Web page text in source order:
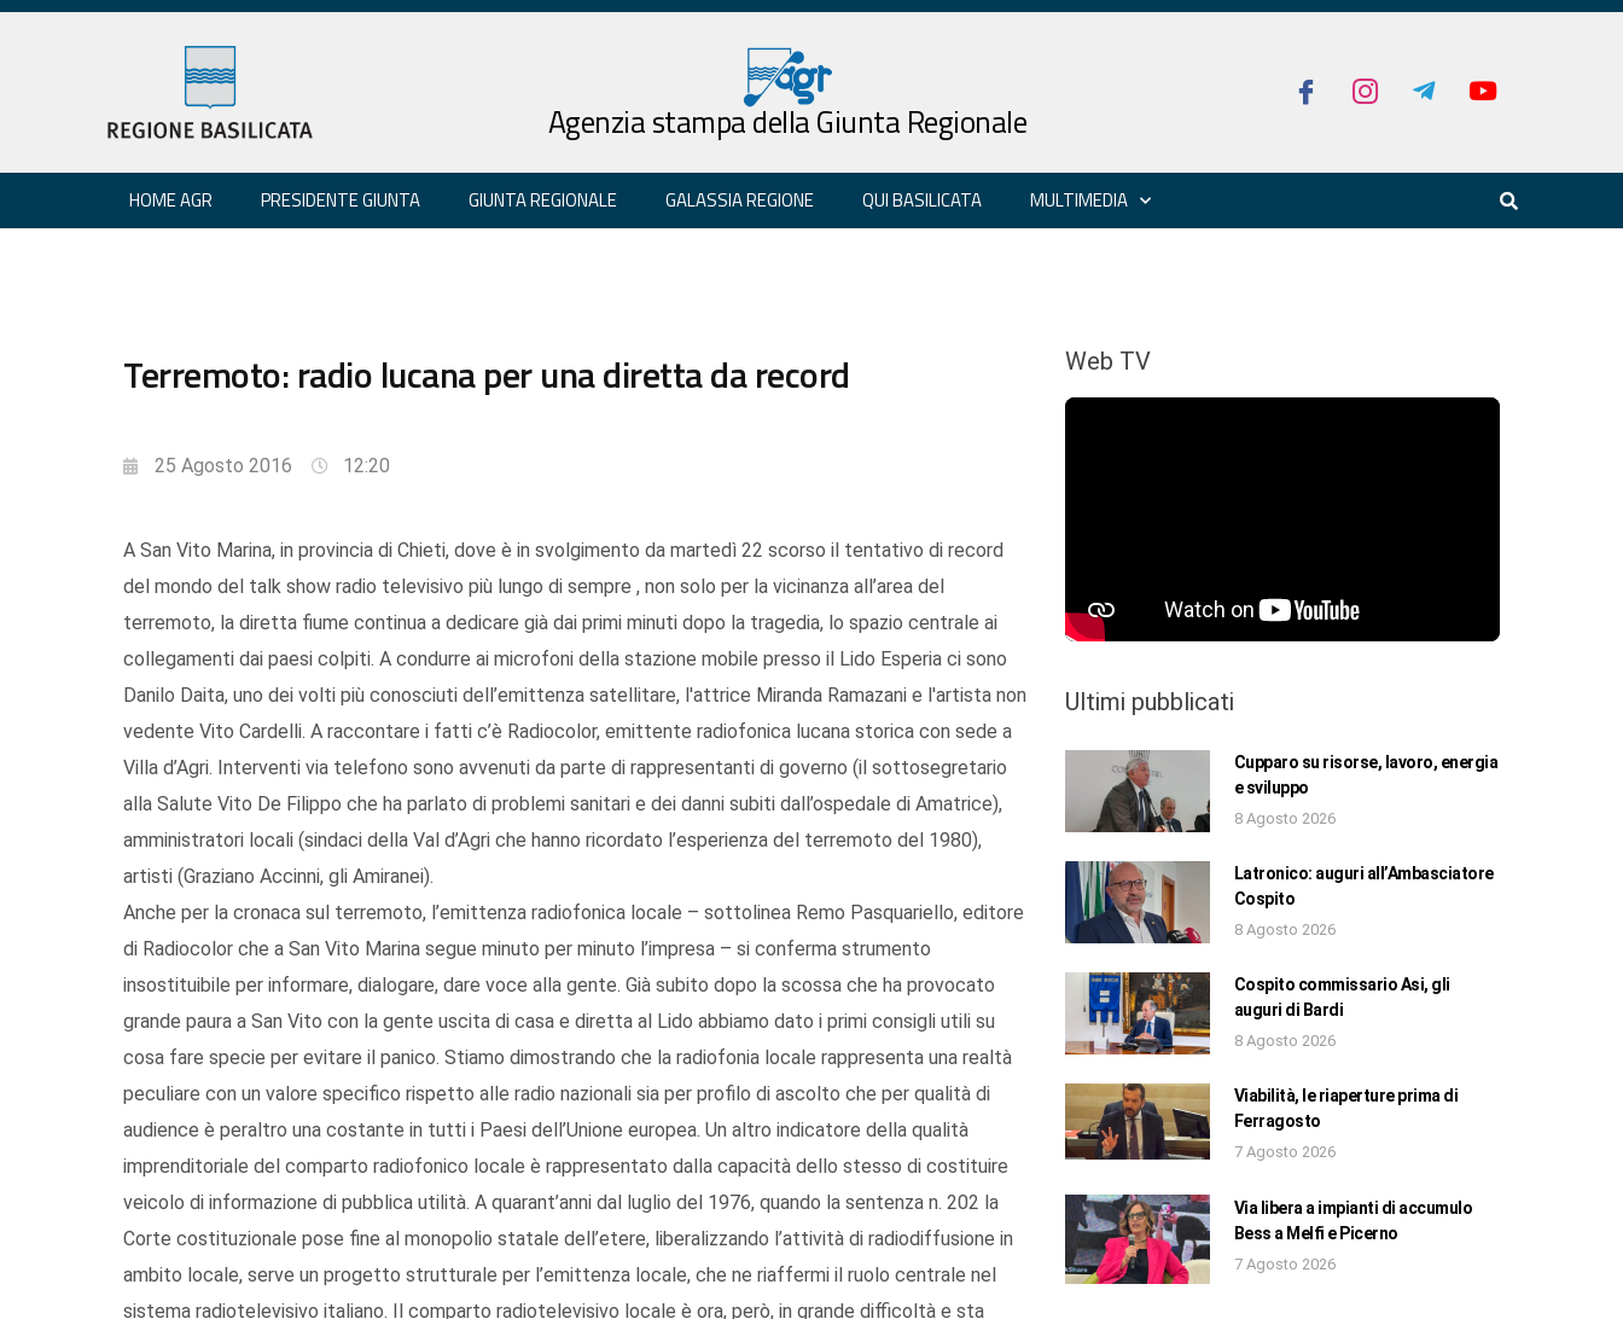
Agenzia stampa della Giunta Regionale
HOME AGR PRESIDENTE GIUNTA GIUNTA REGIONALE GALASSIA REGIONE QUI BASILICATA MULTIMEDIA
Terremoto: radio lucana per una diretta da record
25 Agosto 2016 12:20
A San Vito Marina, in provincia di Chieti, dove è in svolgimento da martedì 22 scorso il tentativo di record
del mondo del talk show radio televisivo più lungo di sempre , non solo per la vicinanza all’area del
terremoto, la diretta fiume continua a dedicare già dai primi minuti dopo la tragedia, lo spazio centrale ai
collegamenti dai paesi colpiti. A condurre ai microfoni della stazione mobile presso il Lido Esperia ci sono
Danilo Daita, uno dei volti più conosciuti dell’emittenza satellitare, l'attrice Miranda Ramazani e l'artista non
vedente Vito Cardelli. A raccontare i fatti c’è Radiocolor, emittente radiofonica lucana storica con sede a
Villa d’Agri. Interventi via telefono sono avvenuti da parte di rappresentanti di governo (il sottosegretario
alla Salute Vito De Filippo che ha parlato di problemi sanitari e dei danni subiti dall’ospedale di Amatrice),
amministratori locali (sindaci della Val d’Agri che hanno ricordato l’esperienza del terremoto del 1980),
artisti (Graziano Accinni, gli Amiranei).
Anche per la cronaca sul terremoto, l’emittenza radiofonica locale – sottolinea Remo Pasquariello, editore
di Radiocolor che a San Vito Marina segue minuto per minuto l’impresa – si conferma strumento
insostituibile per informare, dialogare, dare voce alla gente. Già subito dopo la scossa che ha provocato
grande paura a San Vito con la gente uscita di casa e diretta al Lido abbiamo dato i primi consigli utili su
cosa fare specie per evitare il panico. Stiamo dimostrando che la radiofonia locale rappresenta una realtà
peculiare con un valore specifico rispetto alle radio nazionali sia per profilo di ascolto che per qualità di
audience è peraltro una costante in tutti i Paesi dell’Unione europea. Un altro indicatore della qualità
imprenditoriale del comparto radiofonico locale è rappresentato dalla capacità dello stesso di costituire
veicolo di informazione di pubblica utilità. A quarant’anni dal luglio del 1976, quando la sentenza n. 202 la
Corte costituzionale pose fine al monopolio statale dell’etere, liberalizzando l’attività di radiodiffusione in
ambito locale, serve un progetto strutturale per l’emittenza locale, che ne riaffermi il ruolo centrale nel
sistema radiotelevisivo italiano. Il comparto radiotelevisivo locale è ora, però, in grande difficoltà e sta
Web TV
Ultimi pubblicati
Cupparo su risorse, lavoro, energia
e sviluppo
8 Agosto 2026
Latronico: auguri all’Ambasciatore
Cospito
8 Agosto 2026
Cospito commissario Asi, gli
auguri di Bardi
8 Agosto 2026
Viabilità, le riaperture prima di
Ferragosto
7 Agosto 2026
Via libera a impianti di accumulo
Bess a Melfi e Picerno
7 Agosto 2026